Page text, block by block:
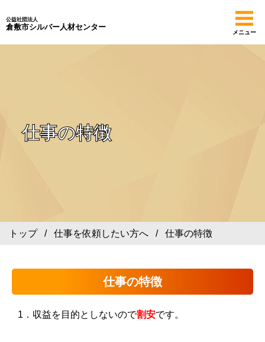
公益社団法人
倉敷市シルバー人材センター
メニュー
仕事の特徴
トップ/ 仕事を依頼したい方へ / 仕事の特徴
仕事の特徴
1．収益を目的としないので割安です。